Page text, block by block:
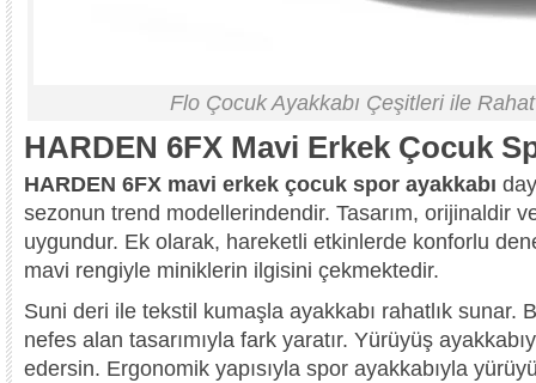
Flo Çocuk Ayakkabı Çeşitleri ile
HARDEN 6FX Mavi Erkek Çocuk
HARDEN 6FX mavi erkek çocuk spor ayakkabı
sezonun trend modellerindendir. Tasarım, orijinaldir
uygundur. Ek olarak, hareketli etkinlerde konforlu
mavi rengiyle miniklerin ilgisini çekmektedir.
Suni deri ile tekstil kumaşla ayakkabı rahatlık sunar.
nefes alan tasarımıyla fark yaratır. Yürüyüş
edersin. Ergonomik yapısıyla spor ayakkabıyla